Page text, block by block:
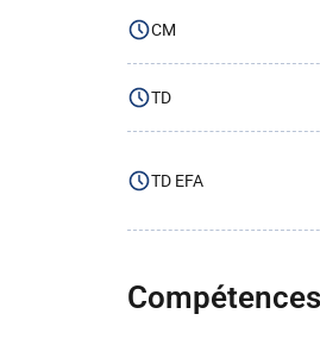
CM
TD
TD EFA